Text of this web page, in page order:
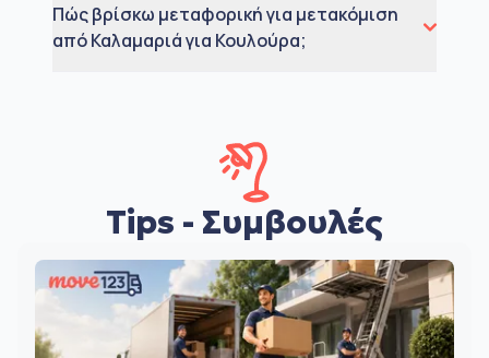
Πώς βρίσκω μεταφορική για μετακόμιση
από Καλαμαριά για Κουλούρα;
Tips - Συμβουλές